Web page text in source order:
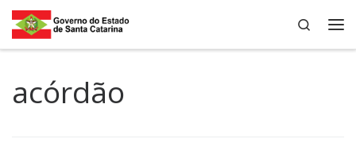
Skip to content
Search
acórdão